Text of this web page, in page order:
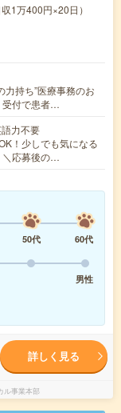
1万400円×20日）
力持ち”医療事務のお
付で患者…
力不要
！少しでも気になる
＼応募後の…
50代
60代
男性
詳しく見る
ル事業本部